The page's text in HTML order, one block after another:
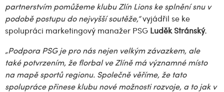
partnerstvím pomůžeme klubu Zlín Lions ke splnění snu v
podobě postupu do nejvyšší soutěže,“vyjádřil se ke
spolupráci marketingový manažer PSG Luděk Stránský.
„Podpora PSG je pro nás nejen velkým závazkem, ale
také potvrzením, že florbal ve Zlíně má významné místo
na mapě sportů regionu. Společně věříme, že tato
spolupráce přinese klubu nové možnosti rozvoje, a to jak v